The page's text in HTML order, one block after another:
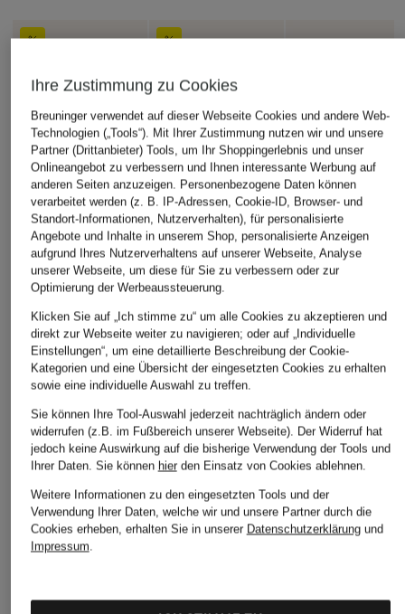
+Aktionsrabatt
Jeansbermudas
Jeans-Bermudas
SELECTED
Ihre Zustimmung zu Cookies
Breuninger verwendet auf dieser Webseite Cookies und andere Web-
Technologien („Tools“). Mit Ihrer Zustimmung nutzen wir und unsere
Partner (Drittanbieter) Tools, um Ihr Shoppingerlebnis und unser
Onlineangebot zu verbessern und Ihnen interessante Werbung auf
anderen Seiten anzuzeigen. Personenbezogene Daten können
verarbeitet werden (z. B. IP-Adressen, Cookie-ID, Browser- und
Standort-Informationen, Nutzerverhalten), für personalisierte
Angebote und Inhalte in unserem Shop, personalisierte Anzeigen
aufgrund Ihres Nutzerverhaltens auf unserer Webseite, Analyse
unserer Webseite, um diese für Sie zu verbessern oder zur
Optimierung der Werbeaussteuerung.
Klicken Sie auf „Ich stimme zu“ um alle Cookies zu akzeptieren und
direkt zur Webseite weiter zu navigieren; oder auf „Individuelle
Einstellungen“, um eine detaillierte Beschreibung der Cookie-
Kategorien und eine Übersicht der eingesetzten Cookies zu erhalten
sowie eine individuelle Auswahl zu treffen.
Sie können Ihre Tool-Auswahl jederzeit nachträglich ändern oder
widerrufen (z.B. im Fußbereich unserer Webseite). Der Widerruf hat
jedoch keine Auswirkung auf die bisherige Verwendung der Tools und
Ihrer Daten. Sie können hierden Einsatz von Cookies ablehnen.
Weitere Informationen zu den eingesetzten Tools und der
Verwendung Ihrer Daten, welche wir und unsere Partner durch die
Cookies erheben, erhalten Sie in unserer Datenschutzerklärungund
Impressum.